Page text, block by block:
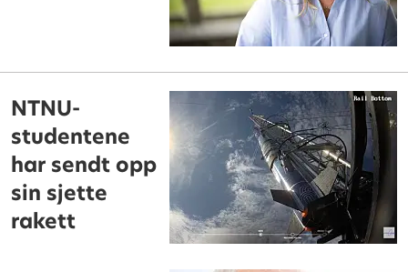
NTNU-
studentene
har sendt opp
sin sjette
rakett